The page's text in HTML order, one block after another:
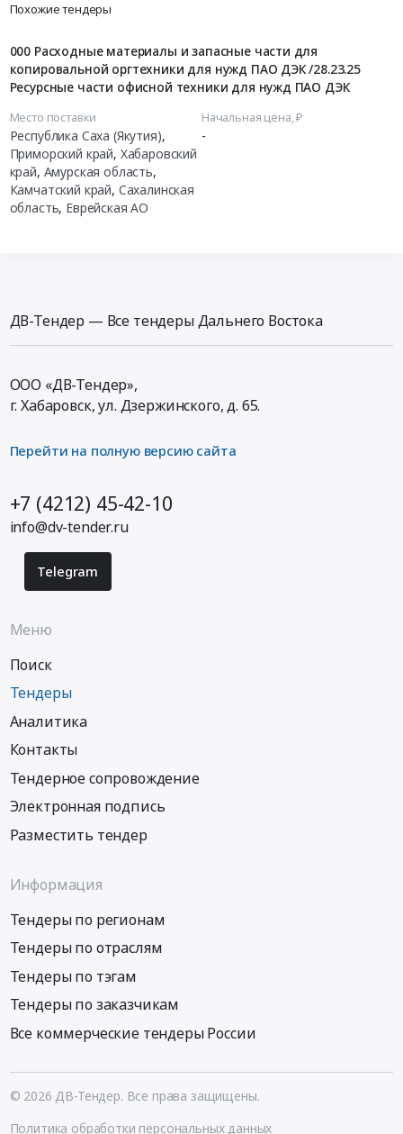
Похожие тендеры
000 Расходные материалы и запасные части для
копировальной оргтехники для нужд ПАО ДЭК /28.23.25
Ресурсные части офисной техники для нужд ПАО ДЭК
Место поставки
Республика Саха (Якутия),
Приморский край, Хабаровский
край, Амурская область,
Камчатский край, Сахалинская
область, Еврейская АО
Начальная цена, ₽
-
ДВ-Тендер — Все тендеры Дальнего Востока
ООО «ДВ-Тендер»,
г. Хабаровск,ул. Дзержинского, д. 65.
Перейти на полную версию сайта
+7 (4212) 45-42-10
info@dv-tender.ru
Telegram
Меню
Поиск
Тендеры
Аналитика
Контакты
Тендерное сопровождение
Электронная подпись
Разместить тендер
Информация
Тендеры по регионам
Тендеры по отраслям
Тендеры по тэгам
Тендеры по заказчикам
Все коммерческие тендеры России
© 2026 ДВ-Тендер. Все права защищены.
Политика обработки персональных данных